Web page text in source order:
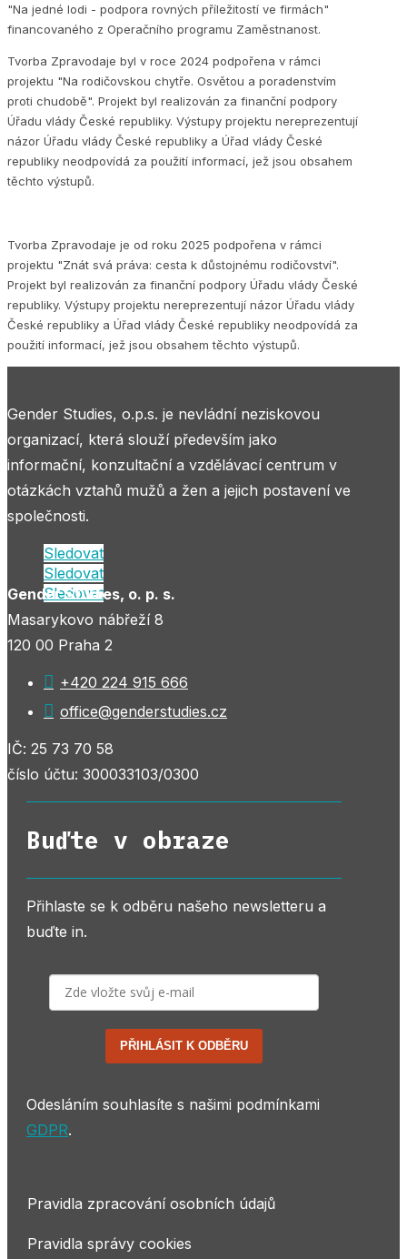
"Na jedné lodi - podpora rovných příležitostí ve firmách"
financovaného z Operačního programu Zaměstnanost.
Tvorba Zpravodaje byl v roce 2024 podpořena v rámci
projektu "Na rodičovskou chytře. Osvětou a poradenstvím
proti chudobě". Projekt byl realizován za finanční podpory
Úřadu vlády České republiky. Výstupy projektu nereprezentují
názor Úřadu vlády České republiky a Úřad vlády České
republiky neodpovídá za použití informací, jež jsou obsahem
těchto výstupů.
Tvorba Zpravodaje je od roku 2025 podpořena v rámci
projektu "Znát svá práva: cesta k důstojnému rodičovství".
Projekt byl realizován za finanční podpory Úřadu vlády České
republiky. Výstupy projektu nereprezentují názor Úřadu vlády
České republiky a Úřad vlády České republiky neodpovídá za
použití informací, jež jsou obsahem těchto výstupů.
Gender Studies, o.p.s. je nevládní neziskovou
organizací, která slouží především jako
informační, konzultační a vzdělávací centrum v
otázkách vztahů mužů a žen a jejich postavení ve
společnosti.
Sledovat
Sledovat
Sledovat
Gender Studies, o. p. s.
Masarykovo nábřeží 8
120 00 Praha 2
 +420 224 915 666
 office@genderstudies.cz
IČ: 25 73 70 58
číslo účtu: 300033103/0300
Buďte v obraze
Přihlaste se k odběru našeho newsletteru a
buďte in.
PŘIHLÁSIT K ODBĚRU
Odesláním souhlasíte s našimi podmínkami
GDPR.
Pravidla zpracování osobních údajů
Pravidla správy cookies